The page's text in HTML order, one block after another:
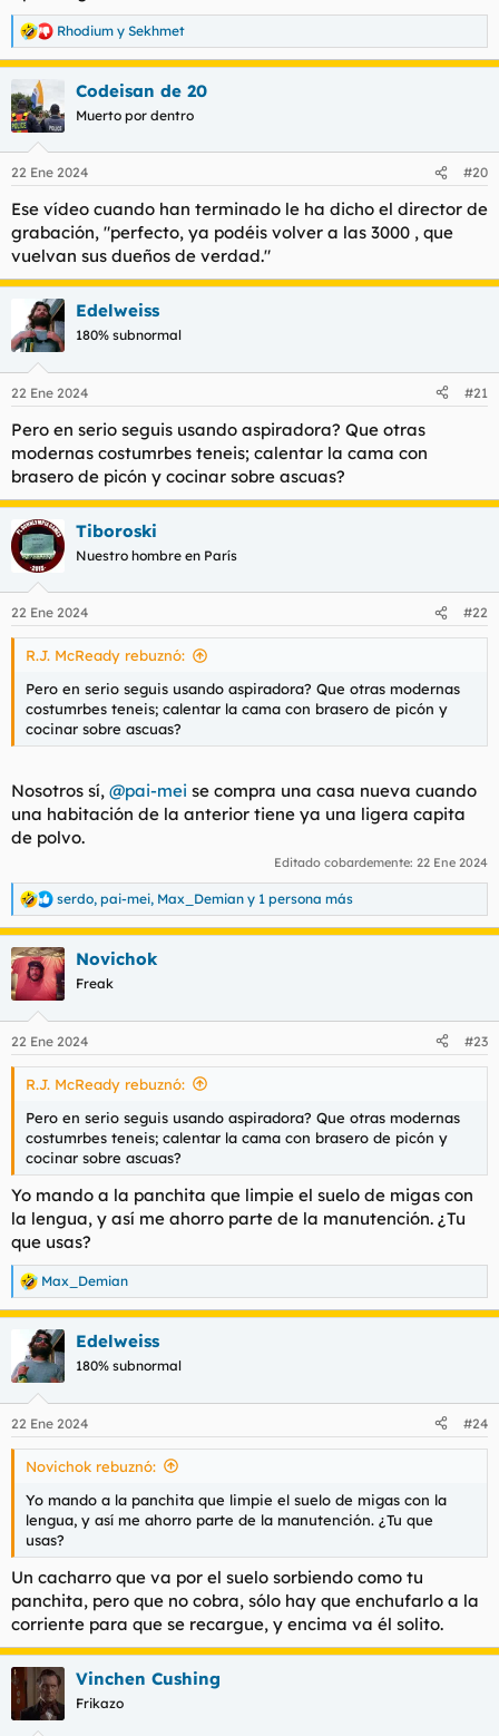
Qué escándalo.
Mi suegra nos regaló una Nilfisk GM80 que aspira como un
demonio. Mi gata teme que ese cacharro le robe el alma y se
esconde. Es un buen cacharro.
Entiendo la frustración de mi amiga@dakilla, porque en esta
vida hay que ser como la gitana combinadora (vid. infra), tener
todo muy limpio, tener un cestito de espinzaspara la ropa...
Spoiler
R
e
a
c
c
i
e
:
Rhodium y Sekhmet
Codeisan de 20
Muerto por dentro
22 Ene 2024 #20
Ese vídeo cuando han terminado le ha dicho el director de
grabación, "perfecto, ya podéis volver a las 3000 , que
vuelvan sus dueños de verdad."
Edelweiss
180% subnormal
22 Ene 2024 #21
Pero en serio seguis usando aspiradora? Que otras
modernas costumrbes teneis; calentar la cama con
brasero de picón y cocinar sobre ascuas?
Tiboroski
Nuestro hombre en París
22 Ene 2024 #22
R.J. McReady rebuznó:
Pero en serio seguis usando aspiradora? Que otras modernas
costumrbes teneis; calentar la cama con brasero de picón y
cocinar sobre ascuas?
Nosotros sí, @pai-mei se compra una casa nueva cuando
una habitación de la anterior tiene ya una ligera capita
de polvo.
Editado cobardemente: 22 Ene 2024
R
e
a
c
c
i
e
s
serdo, pai-mei, Max_Demian y 1 persona más
Novichok
Freak
22 Ene 2024 #23
R.J. McReady rebuznó:
Pero en serio seguis usando aspiradora? Que otras modernas
costumrbes teneis; calentar la cama con brasero de picón y
cocinar sobre ascuas?
Yo mando a la panchita que limpie el suelo de migas con
la lengua, y así me ahorro parte de la manutención. ¿Tu
que usas?
R
e
a
c
i
e
s
Max_Demian
Edelweiss
180% subnormal
22 Ene 2024 #24
Novichok rebuznó:
Yo mando a la panchita que limpie el suelo de migas con la
lengua, y así me ahorro parte de la manutención. ¿Tu que
usas?
Un cacharro que va por el suelo sorbiendo como tu
panchita, pero que no cobra, sólo hay que enchufarlo a la
corriente para que se recargue, y encima va él solito.
Vinchen Cushing
Frikazo